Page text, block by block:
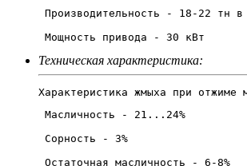
Производительность - 18-22 тн в
Мощность привода - 30 кВт
Техническая характеристика:
Характеристика жмыха при отжиме
Масличность - 21...24%
Сорность - 3%
Остаточная масличность - 6-8%